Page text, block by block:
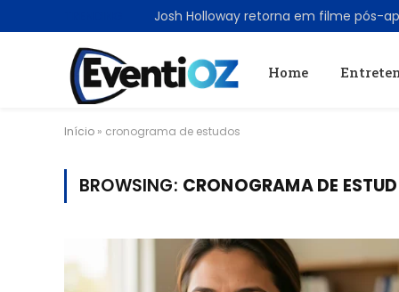
Home
Início » cronograma de estudos
BROWSING: CRONOGRAMA DE